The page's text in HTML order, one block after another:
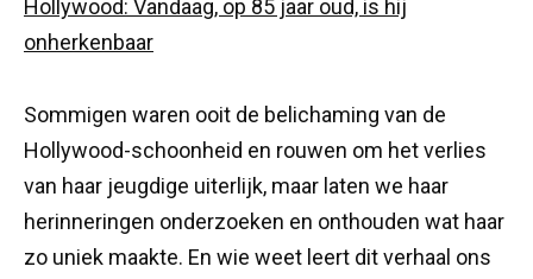
Sommigen waren ooit de belichaming van de
Hollywood-schoonheid en rouwen om het verlies
van haar jeugdige uiterlijk, maar laten we haar
herinneringen onderzoeken en onthouden wat haar
zo uniek maakte. En wie weet leert dit verhaal ons